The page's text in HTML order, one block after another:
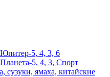
5, 4, 3, 6
5, 4, 3, Спорт
ямаха, китайские